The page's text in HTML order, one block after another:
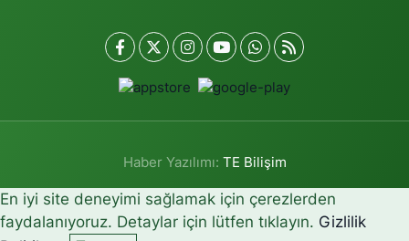
Haber Yazılımı: TE Bilişim
En iyi site deneyimi sağlamak için çerezlerden
faydalanıyoruz. Detaylar için lütfen tıklayın. Gizlilik